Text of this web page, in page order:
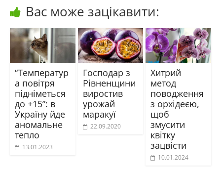
Вас може зацікавити:
“Температур
а повітря
підніметься
до +15”: в
Україну йде
аномальне
тепло
13.01.2023
Господар з
Рівненщини
виростив
урожай
маракуї
22.09.2020
Хитрий
метод
поводження
з орхідеєю,
щоб
змусити
квітку
зацвісти
10.01.2024